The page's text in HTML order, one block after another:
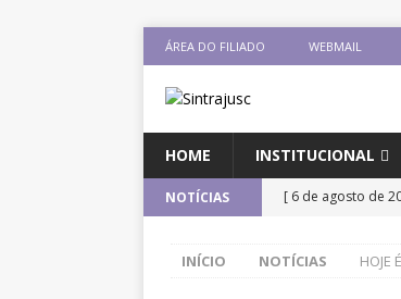
ÁREA DO FILIADO WEBMAIL
HOME INSTITUCIONAL
NOTÍCIAS [ 6 de agosto de
[ 5 de agosto de
INÍCIO NOTÍCIAS HOJE